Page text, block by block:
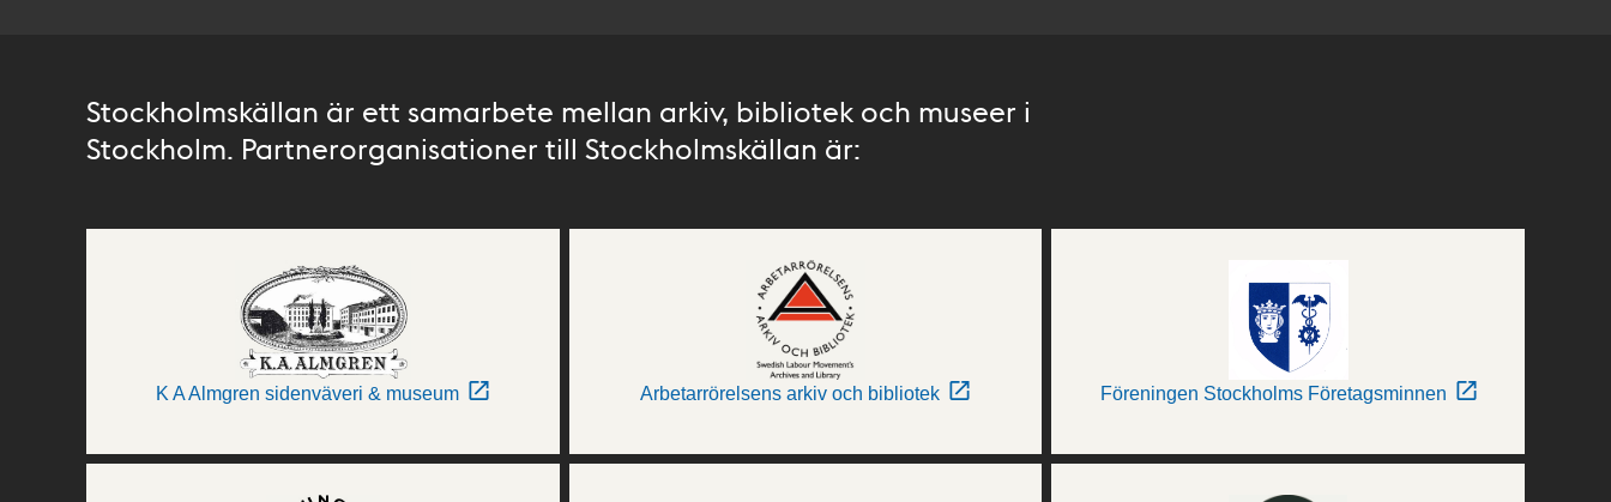
Stockholmskällan är ett samarbete mellan arkiv, bibliotek och museer i
Stockholm. Partnerorganisationer till Stockholmskällan är:
K A Almgren sidenväveri & museum Arbetarrörelsens arkiv och bibliotek Föreningen Stockholms Företagsminnen